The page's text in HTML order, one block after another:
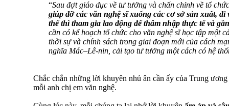
“Sau đợt giáo dục về tư tưởng và chấn chỉnh về tổ chức
giúp đỡ các văn nghệ sĩ xuống các cơ sở sản xuất,
thể thì tham gia lao động để thâm nhập thực tế và
cần có kế hoạch tổ chức cho văn nghệ sĩ học tập một
thời sự và chính sách trong giai đoạn mới của cách
nghĩa Mác–Lê-nin, cải tạo tư tưởng một cách có hệ
Chắc chắn những lời khuyên nhủ ân cần ấy của Trung
mỗi anh chị em văn nghệ.